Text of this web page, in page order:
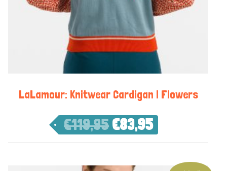
LaLamour: Knitwear Cardigan | Flowers
€119,95 €83,95